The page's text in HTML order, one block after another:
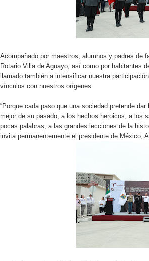
Acompañado por maestros, alumnos y padres de
Rotario Villa de Aguayo, así como por habitantes
llamado también a intensificar nuestra
vínculos con nuestros orígenes.
“Porque cada paso que una sociedad pretende
mejor de su pasado, a los hechos heroicos, a los
pocas palabras, a las grandes lecciones de la
invita permanentemente el presidente de México,